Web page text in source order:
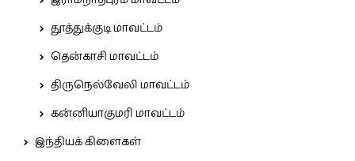
தூத்துக்குடி மாவட்டம்
தென்காசி மாவட்டம்
திருநெல்வேலி மாவட்டம்
கன்னியாகுமரி மாவட்டம்
இந்தியக் கிளைகள்